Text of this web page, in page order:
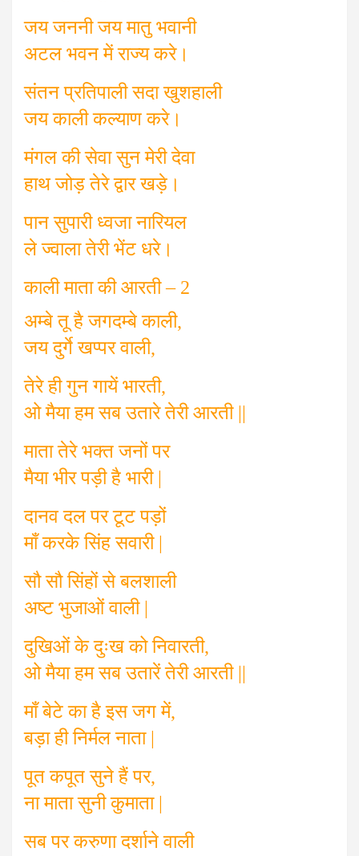
जय जननी जय मातु भवानी
अटल भवन में राज्य करे।
संतन प्रतिपाली सदा खुशहाली
जय काली कल्याण करे।
मंगल की सेवा सुन मेरी देवा
हाथ जोड़ तेरे द्वार खड़े।
पान सुपारी ध्वजा नारियल
ले ज्वाला तेरी भेंट धरे।
काली माता की आरती – 2
अम्बे तू है जगदम्बे काली,
जय दुर्गे खप्पर वाली,
तेरे ही गुन गायें भारती,
ओ मैया हम सब उतारे तेरी आरती ||
माता तेरे भक्त जनों पर
मैया भीर पड़ी है भारी |
दानव दल पर टूट पड़ों
माँ करके सिंह सवारी |
सौ सौ सिंहों से बलशाली
अष्ट भुजाओं वाली |
दुखिओं के दुःख को निवारती,
ओ मैया हम सब उतारें तेरी आरती ||
माँ बेटे का है इस जग में,
बड़ा ही निर्मल नाता |
पूत कपूत सुने हैं पर,
ना माता सुनी कुमाता |
सब पर करुणा दर्शाने वाली